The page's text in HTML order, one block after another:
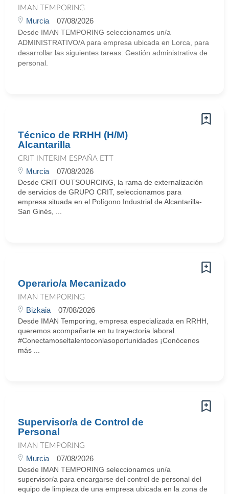
IMAN TEMPORING
Murcia 07/08/2026
Desde IMAN TEMPORING seleccionamos un/a
ADMINISTRATIVO/A para empresa ubicada en Lorca, para
desarrollar las siguientes tareas: Gestión administrativa de
personal.
Técnico de RRHH (H/M)
Alcantarilla
CRIT INTERIM ESPAÑA ETT
Murcia 07/08/2026
Desde CRIT OUTSOURCING, la rama de externalización
de servicios de GRUPO CRIT, seleccionamos para
empresa situada en el Polígono Industrial de Alcantarilla-
San Ginés, ...
Operario/a Mecanizado
IMAN TEMPORING
Bizkaia 07/08/2026
Desde IMAN Temporing, empresa especializada en RRHH,
queremos acompañarte en tu trayectoria laboral.
#Conectamoseltalentoconlasoportunidades ¡Conócenos
más ...
Supervisor/a de Control de
Personal
IMAN TEMPORING
Murcia 07/08/2026
Desde IMAN TEMPORING seleccionamos un/a
supervisor/a para encargarse del control de personal del
equipo de limpieza de una empresa ubicada en la zona de